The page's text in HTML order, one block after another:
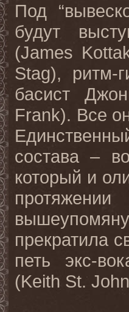
Под
будут
(James
Stag), ритм-
басист
Frank). Все
состава –
который и
прекратила
петь экс-
(Keith St. John